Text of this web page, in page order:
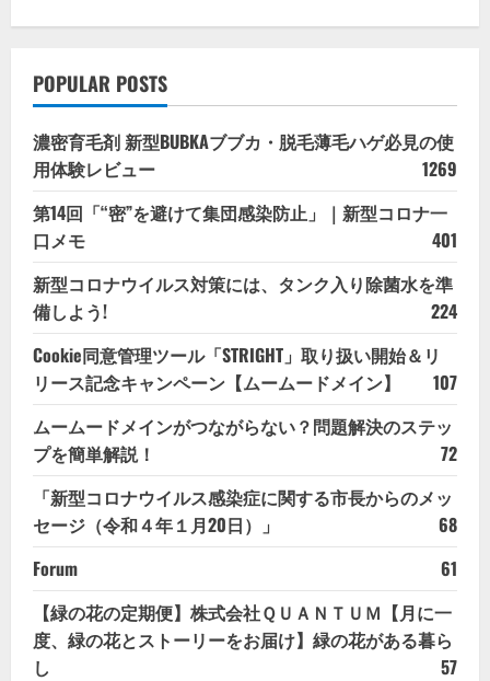
POPULAR POSTS
濃密育毛剤 新型BUBKAブブカ・脱毛薄毛ハゲ必見の使
用体験レビュー
1269
第14回「“密”を避けて集団感染防止」｜新型コロナ一
口メモ
401
新型コロナウイルス対策には、タンク入り除菌水を準
備しよう!
224
Cookie同意管理ツール「STRIGHT」取り扱い開始＆リ
リース記念キャンペーン【ムームードメイン】
107
ムームードメインがつながらない？問題解決のステッ
プを簡単解説！
72
「新型コロナウイルス感染症に関する市長からのメッ
セージ（令和４年１月20日）」
68
Forum
61
【緑の花の定期便】株式会社ＱＵＡＮＴＵＭ【月に一
度、緑の花とストーリーをお届け】緑の花がある暮ら
し
57